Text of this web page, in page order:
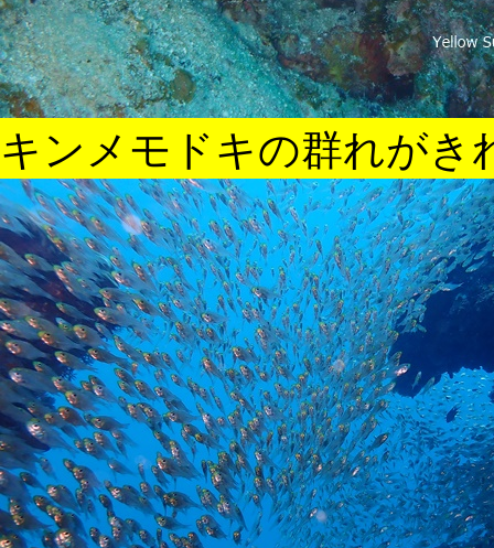
キンメモドキの群れがき